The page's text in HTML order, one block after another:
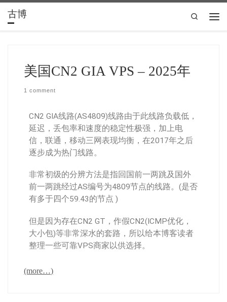
Skip to content
古博 Search
美国CN2 GIA VPS – 2025年
1 comment
CN2 GIA线路(AS4809)线路由于此线路负载低，
延迟，丢包率和速度的稳定性极强，加上电
信，联通，移动三网表现均衡，在2017年之后
逐步成为热门线路。
非常初级的分辨方法是指回国前一两跳及国外
前一两跳经过AS编号为4809节点的线路。(是否
有多于四个59.43的节点 )
但是因为存在CN2 GT，作假CN2(ICMP优化，
大小包)等非常深水的套路，所以给本博客读者
整理一些可靠VPS商家以供选择。
(more…)